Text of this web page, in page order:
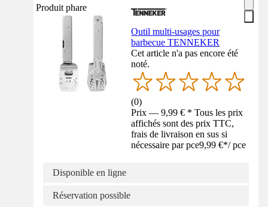
Produit phare
Outil multi-usages pour
barbecue TENNEKER
Cet article n'a pas encore été
noté.
(0)
Prix — 9,99 € * Tous les prix
affichés sont des prix TTC,
frais de livraison en sus si
nécessaire par pce9,99 €*/ pce
Disponible en ligne
Réservation possible